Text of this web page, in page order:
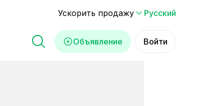
Ускорить продажу Русский
Объявление Войти